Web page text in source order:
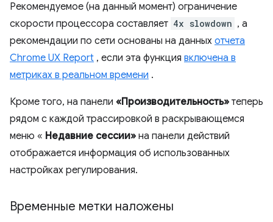
Рекомендуемое (на данный момент) ограничение
скорости процессора составляет 4x slowdown , а
рекомендации по сети основаны на данных отчета
Chrome UX Report , если эта функция включена в
метриках в реальном времени .
Кроме того, на панели «Производительность» теперь
рядом с каждой трассировкой в ​​раскрывающемся
меню « Недавние сессии» на панели действий
отображается информация об использованных
настройках регулирования.
Временные метки наложены